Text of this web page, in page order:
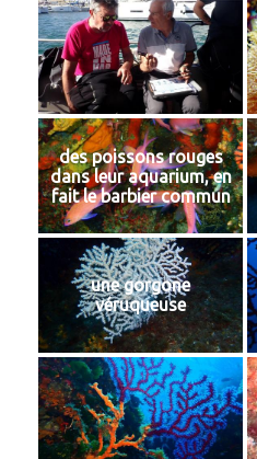
des poissons rouges
dans leur aquarium, en
fait le barbier commun
une gorgone
véruqueuse